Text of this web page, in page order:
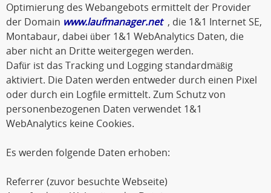
Optimierung des Webangebots ermittelt der Provider
der Domain www.laufmanager.net, die 1&1 Internet SE,
Montabaur, dabei über 1&1 WebAnalytics Daten, die
aber nicht an Dritte weitergegen werden.
Dafür ist das Tracking und Logging standardmäßig
aktiviert. Die Daten werden entweder durch einen Pixel
oder durch ein Logfile ermittelt. Zum Schutz von
personenbezogenen Daten verwendet 1&1
WebAnalytics keine Cookies.
Es werden folgende Daten erhoben:
Referrer (zuvor besuchte Webseite)